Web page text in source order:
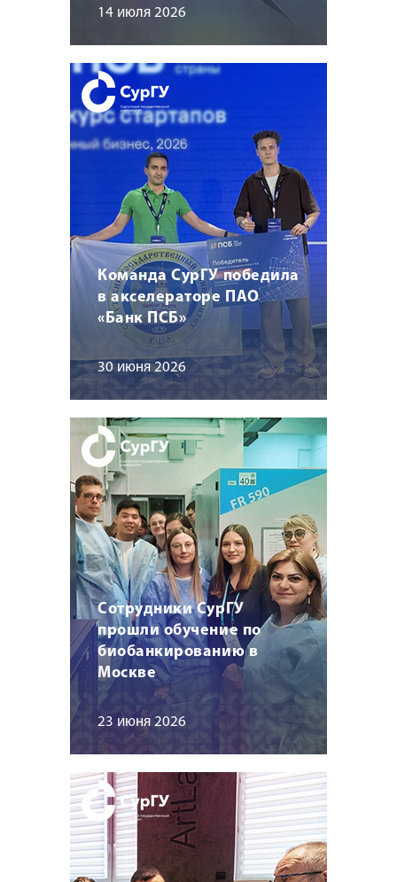
14 июля 2026
Команда СурГУ победила
в акселераторе ПАО
«Банк ПСБ»
30 июня 2026
Сотрудники СурГУ
прошли обучение по
биобанкированию в
Москве
23 июня 2026